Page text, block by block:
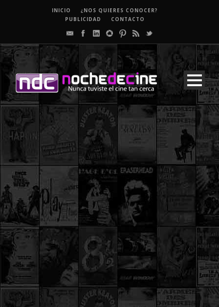
INICIO
¿NOS QUIERES CONOCER?
PUBLICIDAD
CONTACTO